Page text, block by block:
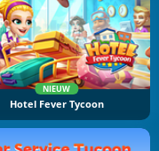
NIEUW
Hotel Fever Tycoon